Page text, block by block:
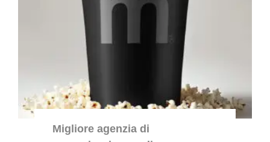
Migliore agenzia di